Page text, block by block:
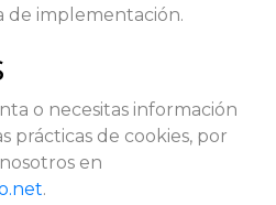
de implementación.
o necesitas información
prácticas de cookies, por
en
.